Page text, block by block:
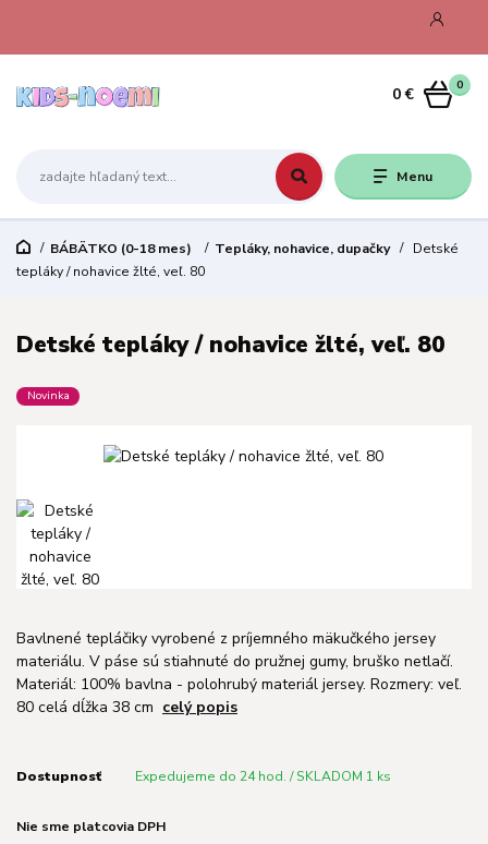
Menu
0
0 €
BÁBÄTKO (0-18 mes) Tepláky, nohavice, dupačky
Detské
tepláky / nohavice žlté, veľ. 80
Detské tepláky / nohavice žlté, veľ. 80
Novinka
Bavlnené tepláčiky vyrobené z príjemného mäkučkého jersey
materiálu. V páse sú stiahnuté do pružnej gumy, bruško netlačí.
Materiál: 100% bavlna - polohrubý materiál jersey. Rozmery: veľ.
80 celá dĺžka 38 cm celý popis
Dostupnosť Expedujeme do 24 hod. / SKLADOM 1 ks
Nie sme platcovia DPH